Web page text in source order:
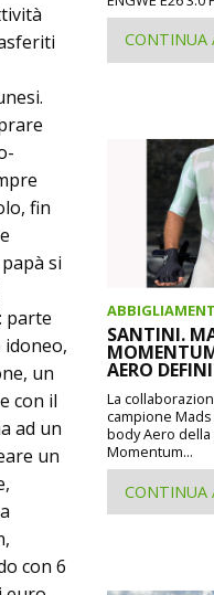
fin
si
parte
ido­neo,
un
con il
ad un
un
con 6
CONTINUA
SANTINI.
AERO
La
campione
body Aero
Momentum...
CONTINUA